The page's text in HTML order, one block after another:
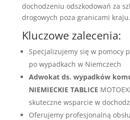
dochodzeniu odszkodowań za
drogowych poza granicami kraju.
Kluczowe zalecenia:
Specjalizujemy się w pomocy
po wypadkach w Niemczech
Adwokat ds. wypadków
NIEMIECKIE TABLICE
skuteczne wsparcie w
Oferujemy profesjonalną